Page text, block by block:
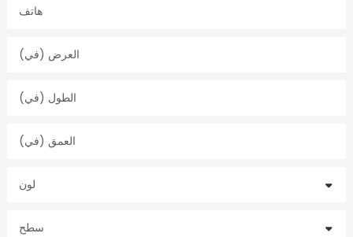
هاتف
العرض (في)
الطول (في)
العمق (في)
لون
سطح